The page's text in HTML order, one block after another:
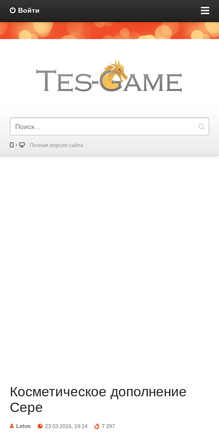
Войти
Полная версия сайта
Косметическое дополнение
Сере
Lehm 23.03.2016, 19:14 7 297